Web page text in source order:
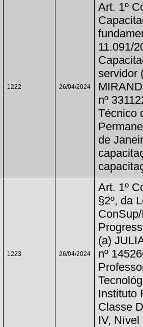
1222 26/04/2024
Art. 1º
11.091/
servidor
nº
Técnico
de
1223 26/04/2024
Art. 1º
§2º, da
(a)
nº
Instituto
Classe
IV, Nível